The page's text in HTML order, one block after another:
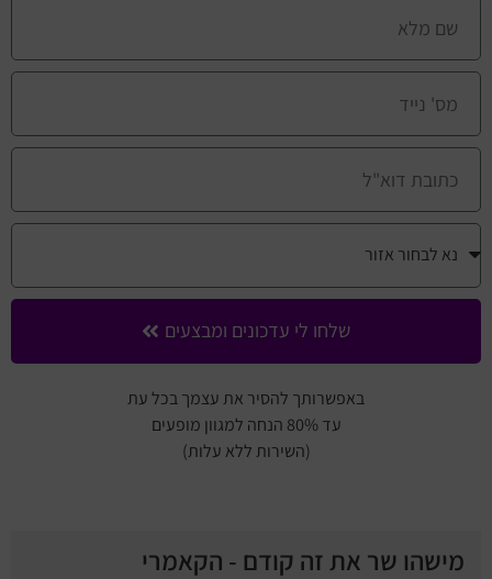
שלחו לי עדכונים ומבצעים
באפשרותך להסיר את עצמך בכל עת
עד 80% הנחה למגוון מופעים
(השירות ללא עלות)
מישהו שר את זה קודם - הקאמרי